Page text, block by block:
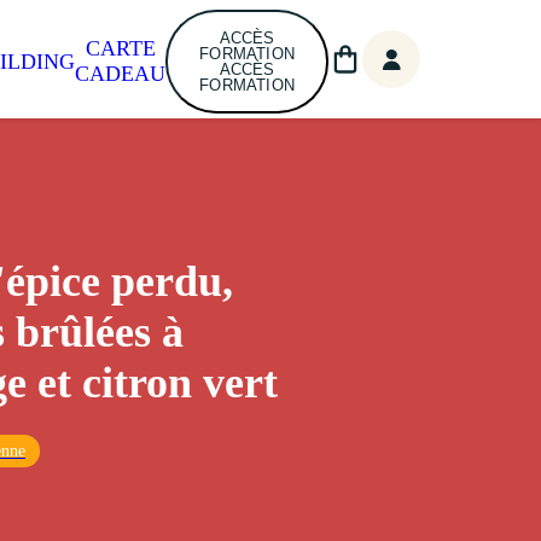
CARTE
CADEAU
ACCÈS
FORMATION
ACCÈS
FORMATION
perdu,
brûlées à
et citron vert